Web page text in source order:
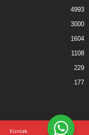
4993
3000
1604
1108
229
177
Kontak